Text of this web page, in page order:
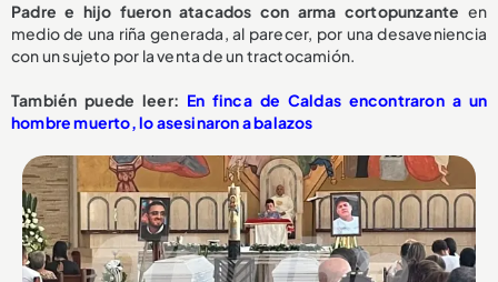
Padre e hijo fueron atacados con arma cortopunzante en
medio de una riña generada, al parecer, por una desaveniencia
con un sujeto por la venta de un tractocamión.
También puede leer: En finca de Caldas encontraron a un
hombre muerto, lo asesinaron a balazos